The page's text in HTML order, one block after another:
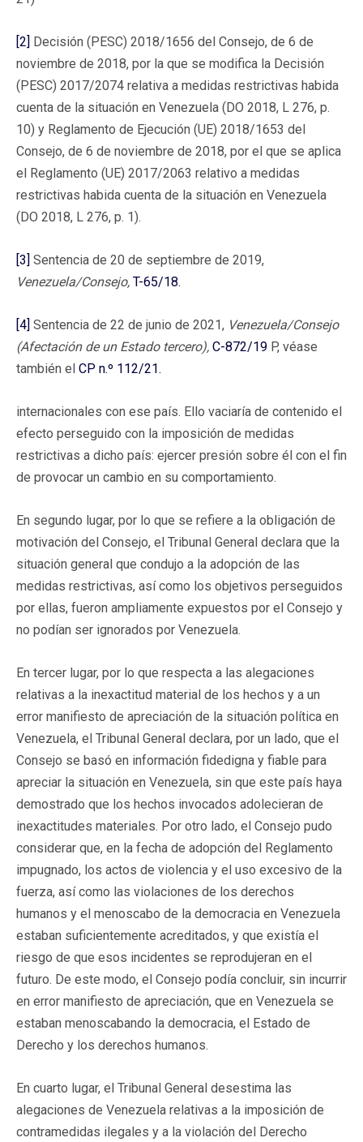
[2] Decisión (PESC) 2018/1656 del Consejo, de 6 de
noviembre de 2018, por la que se modifica la Decisión
(PESC) 2017/2074 relativa a medidas restrictivas habida
cuenta de la situación en Venezuela (DO 2018, L 276, p.
10) y Reglamento de Ejecución (UE) 2018/1653 del
Consejo, de 6 de noviembre de 2018, por el que se aplica
el Reglamento (UE) 2017/2063 relativo a medidas
restrictivas habida cuenta de la situación en Venezuela
(DO 2018, L 276, p. 1).
[3] Sentencia de 20 de septiembre de 2019,
Venezuela/Consejo, T-65/18.
[4] Sentencia de 22 de junio de 2021, Venezuela/Consejo
(Afectación de un Estado tercero), C-872/19 P, véase
también el CP n.º 112/21.
internacionales con ese país. Ello vaciaría de contenido el
efecto perseguido con la imposición de medidas
restrictivas a dicho país: ejercer presión sobre él con el fin
de provocar un cambio en su comportamiento.
En segundo lugar, por lo que se refiere a la obligación de
motivación del Consejo, el Tribunal General declara que la
situación general que condujo a la adopción de las
medidas restrictivas, así como los objetivos perseguidos
por ellas, fueron ampliamente expuestos por el Consejo y
no podían ser ignorados por Venezuela.
En tercer lugar, por lo que respecta a las alegaciones
relativas a la inexactitud material de los hechos y a un
error manifiesto de apreciación de la situación política en
Venezuela, el Tribunal General declara, por un lado, que el
Consejo se basó en información fidedigna y fiable para
apreciar la situación en Venezuela, sin que este país haya
demostrado que los hechos invocados adolecieran de
inexactitudes materiales. Por otro lado, el Consejo pudo
considerar que, en la fecha de adopción del Reglamento
impugnado, los actos de violencia y el uso excesivo de la
fuerza, así como las violaciones de los derechos
humanos y el menoscabo de la democracia en Venezuela
estaban suficientemente acreditados, y que existía el
riesgo de que esos incidentes se reprodujeran en el
futuro. De este modo, el Consejo podía concluir, sin incurrir
en error manifiesto de apreciación, que en Venezuela se
estaban menoscabando la democracia, el Estado de
Derecho y los derechos humanos.
En cuarto lugar, el Tribunal General desestima las
alegaciones de Venezuela relativas a la imposición de
contramedidas ilegales y a la violación del Derecho